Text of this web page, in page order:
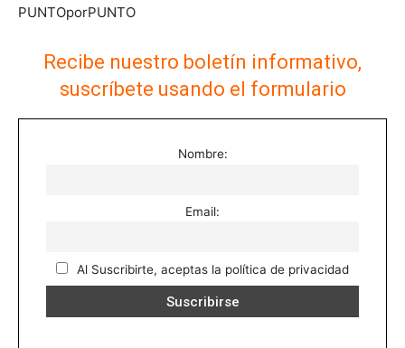
PUNTOporPUNTO
Recibe nuestro boletín informativo,
suscríbete usando el formulario
Nombre:
Email:
Al Suscribirte, aceptas la política de privacidad